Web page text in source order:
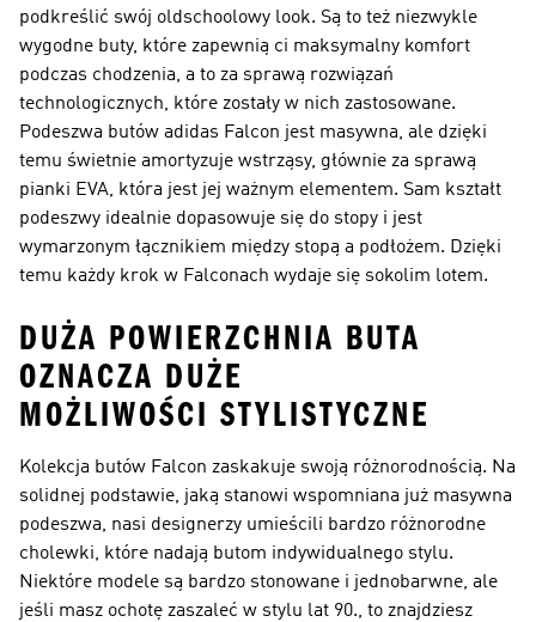
podkreślić swój oldschoolowy look. Są to też niezwykle
wygodne buty, które zapewnią ci maksymalny komfort
podczas chodzenia, a to za sprawą rozwiązań
technologicznych, które zostały w nich zastosowane.
Podeszwa butów adidas Falcon jest masywna, ale dzięki
temu świetnie amortyzuje wstrząsy, głównie za sprawą
pianki EVA, która jest jej ważnym elementem. Sam kształt
podeszwy idealnie dopasowuje się do stopy i jest
wymarzonym łącznikiem między stopą a podłożem. Dzięki
temu każdy krok w Falconach wydaje się sokolim lotem.
DUŻA POWIERZCHNIA BUTA
OZNACZA DUŻE
MOŻLIWOŚCI STYLISTYCZNE
Kolekcja butów Falcon zaskakuje swoją różnorodnością. Na
solidnej podstawie, jaką stanowi wspomniana już masywna
podeszwa, nasi designerzy umieścili bardzo różnorodne
cholewki, które nadają butom indywidualnego stylu.
Niektóre modele są bardzo stonowane i jednobarwne, ale
jeśli masz ochotę zaszaleć w stylu lat 90., to znajdziesz